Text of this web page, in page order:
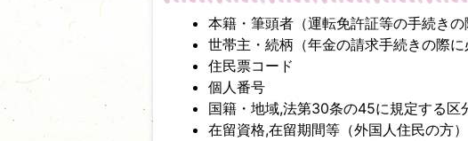
本籍・筆頭者（運転免許証等の手続きの
世帯主・続柄（年金の請求手続きの際に
住民票コード
個人番号
国籍・地域,法第30条の45に規定する区
在留資格,在留期間等（外国人住民の方）